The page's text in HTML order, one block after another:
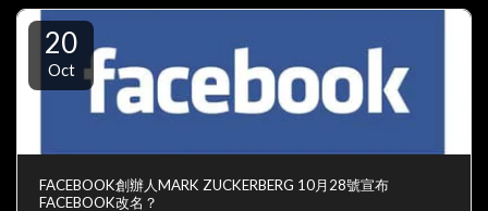
20
Oct
FACEBOOK創辦人MARK ZUCKERBERG 10月28號宣布
FACEBOOK改名？